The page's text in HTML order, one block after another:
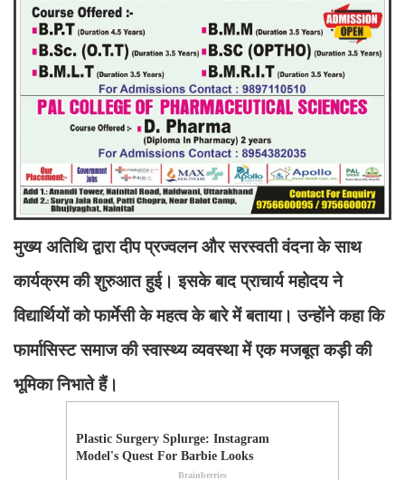
मुख्य अतिथि द्वारा दीप प्रज्वलन और सरस्वती वंदना के साथ
कार्यक्रम की शुरुआत हुई। इसके बाद प्राचार्य महोदय ने
विद्यार्थियों को फार्मेसी के महत्व के बारे में बताया। उन्होंने कहा कि
फार्मासिस्ट समाज की स्वास्थ्य व्यवस्था में एक मजबूत कड़ी की
भूमिका निभाते हैं।